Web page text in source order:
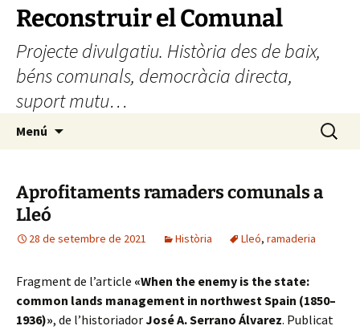
Vés
contingut
Reconstruir el Comunal
Projecte divulgatiu. Història des de baix,
béns comunals, democràcia directa,
suport mutu…
Menú Cerca:
Aprofitaments ramaders comunals a
Lleó
28 de setembre de 2021 Història Lleó, ramaderia
Fragment de l’article «When the enemy is the state:
common lands management in northwest Spain (1850–
1936)», de l’historiadorJosé A. Serrano Álvarez. Publicat